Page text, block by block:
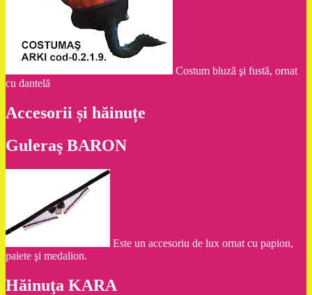
Costum bluză şi fustă, ornat
cu dantelă
Accesorii și hăinuțe
Guleraş BARON
Este un accesoriu de lux ornat cu papion,
paiete şi medalion.
Hăinuţa KARA